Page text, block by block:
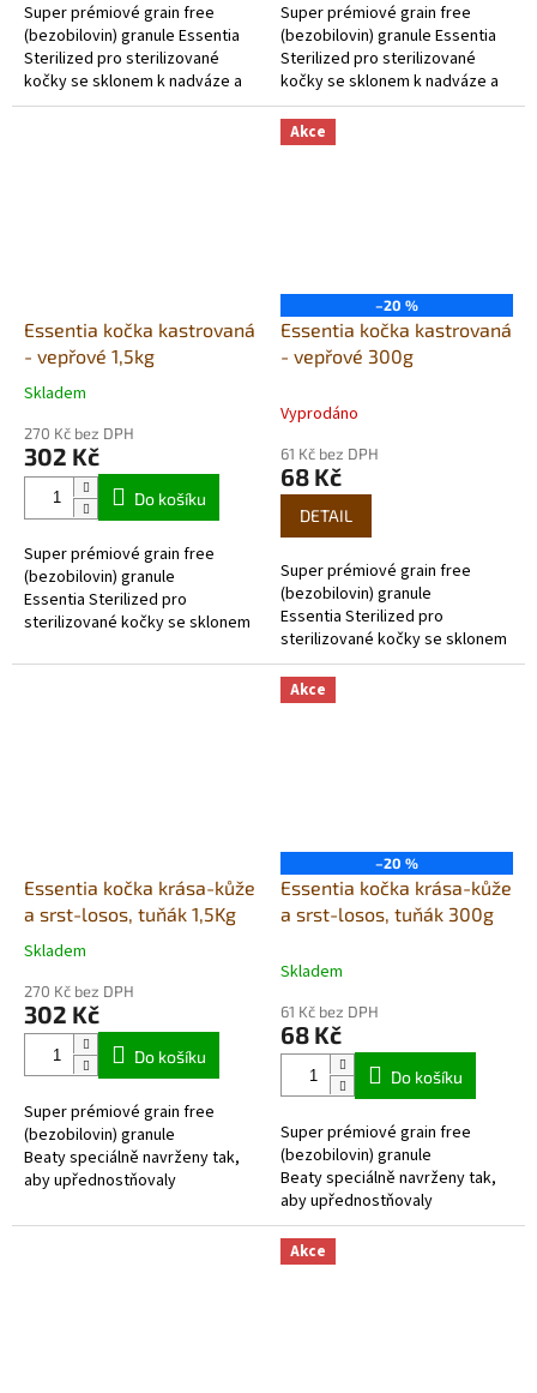
Super prémiové grain free
(bezobilovin) granule Essentia
Sterilized pro sterilizované
kočky se sklonem k nadváze a
ty, kteří tráví většinu dne
Super prémiové grain free
(bezobilovin) granule Essentia
Sterilized pro sterilizované
kočky se sklonem k nadváze a
ty, kteří tráví většinu dne doma.
Zaručují bohatou rostlinnou...
Essentia kočka kastrovaná
- vepřové 1,5kg
Průměrné
produktu
je
hvězdiček.
Skladem
270 Kč bez DPH
302 Kč
Do košíku
Super prémiové grain free
(bezobilovin) granule
Essentia Sterilized pro
sterilizované kočky se sklonem
většinu dne doma. Krmivo...
Akce
–20 %
Essentia kočka kastrovaná
- vepřové 300g
Vyprodáno
61 Kč bez DPH
68 Kč
DETAIL
Super prémiové grain free
(bezobilovin) granule
Essentia Sterilized pro
sterilizované kočky se sklonem
k nadváze a ty, kteří tráví
většinu dne doma. Krmivo...
Essentia kočka krása-kůže
a srst-losos, tuňák 1,5Kg
Průměrné
produktu
je
hvězdiček.
Skladem
270 Kč bez DPH
302 Kč
Do košíku
Super prémiové grain free
(bezobilovin) granule
Beaty speciálně navrženy tak,
aby upřednostňovaly
krásu kůže a srsti. Péče o
Akce
–20 %
Essentia kočka krása-kůže
a srst-losos, tuňák 300g
Skladem
61 Kč bez DPH
68 Kč
Do košíku
Super prémiové grain free
(bezobilovin) granule
Beaty speciálně navrženy tak,
aby upřednostňovaly
přítomnost ryb Omega3, pro
krásu kůže a srsti. Péče o kočičí
srst ve...
Akce